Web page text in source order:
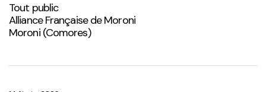
Tout public
Alliance Française de Moroni
Moroni (Comores)